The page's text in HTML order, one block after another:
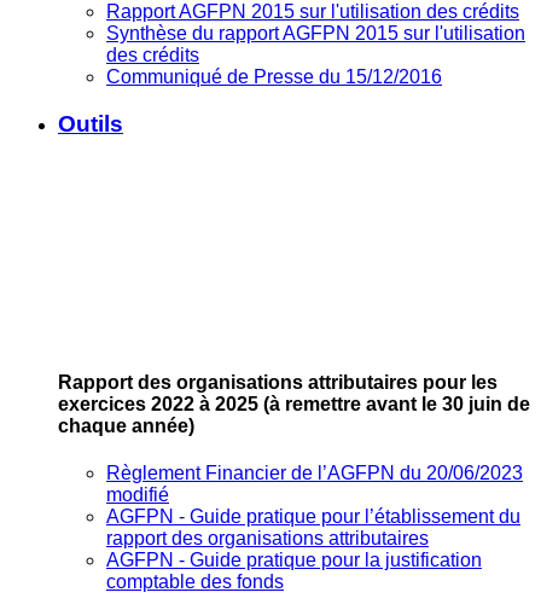
Rapport AGFPN 2015 sur l'utilisation des crédits
Synthèse du rapport AGFPN 2015 sur l'utilisation
des crédits
Communiqué de Presse du 15/12/2016
Outils
Rapport des organisations attributaires pour les
exercices 2022 à 2025 (à remettre avant le 30 juin de
chaque année)
Règlement Financier de l’AGFPN du 20/06/2023
modifié
AGFPN ‐ Guide pratique pour l’établissement du
rapport des organisations attributaires
AGFPN ‐ Guide pratique pour la justification
comptable des fonds